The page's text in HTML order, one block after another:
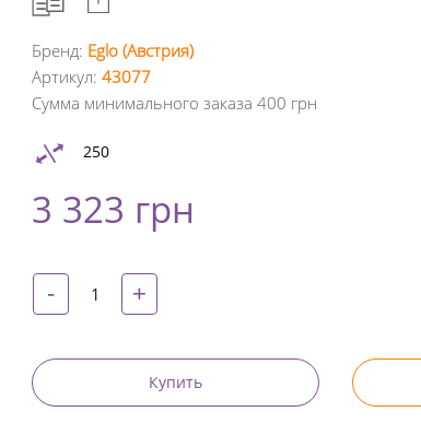
Facebook
+
Twitter
Бренд: Eglo (Австрия)
Артикул: 43077
Сумма минимального заказа 400 грн
250
3 323 грн
- +
Купить